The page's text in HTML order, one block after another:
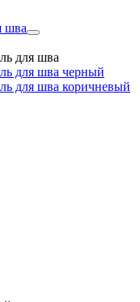
шва
для шва
для шва черный
для шва коричневый